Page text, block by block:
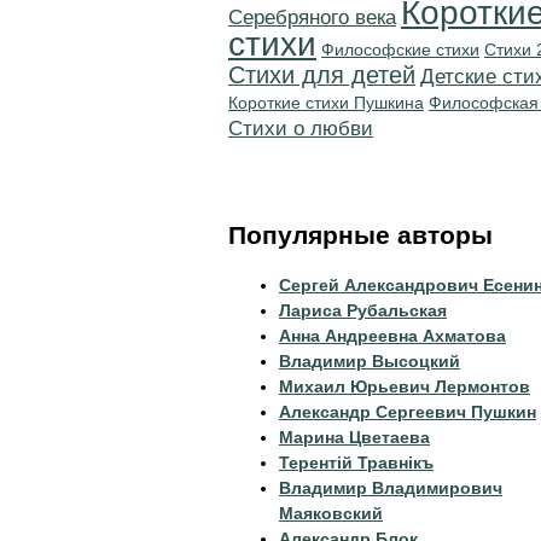
Серебряного века
стихи Философские стихи Стихи
Стихи для детей Детские
Короткие стихи Пушкина Философская
Стихи о любви
Популярные авторы
Сергей Александрович
Лариса Рубальская
Анна Андреевна Ахматова
Владимир Высоцкий
Михаил Юрьевич Лермонтов
Александр Сергеевич Пушкин
Марина Цветаева
Терентiй Травнiкъ
Владимир Владимирович
Маяковский